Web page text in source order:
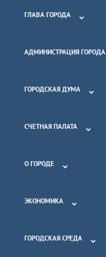
ГЛАВА ГОРОДА
АДМИНИСТРАЦИЯ ГОРОДА
ГОРОДСКАЯ ДУМА
СЧЕТНАЯ ПАЛАТА
О ГОРОДЕ
ЭКОНОМИКА
ГОРОДСКАЯ СРЕДА